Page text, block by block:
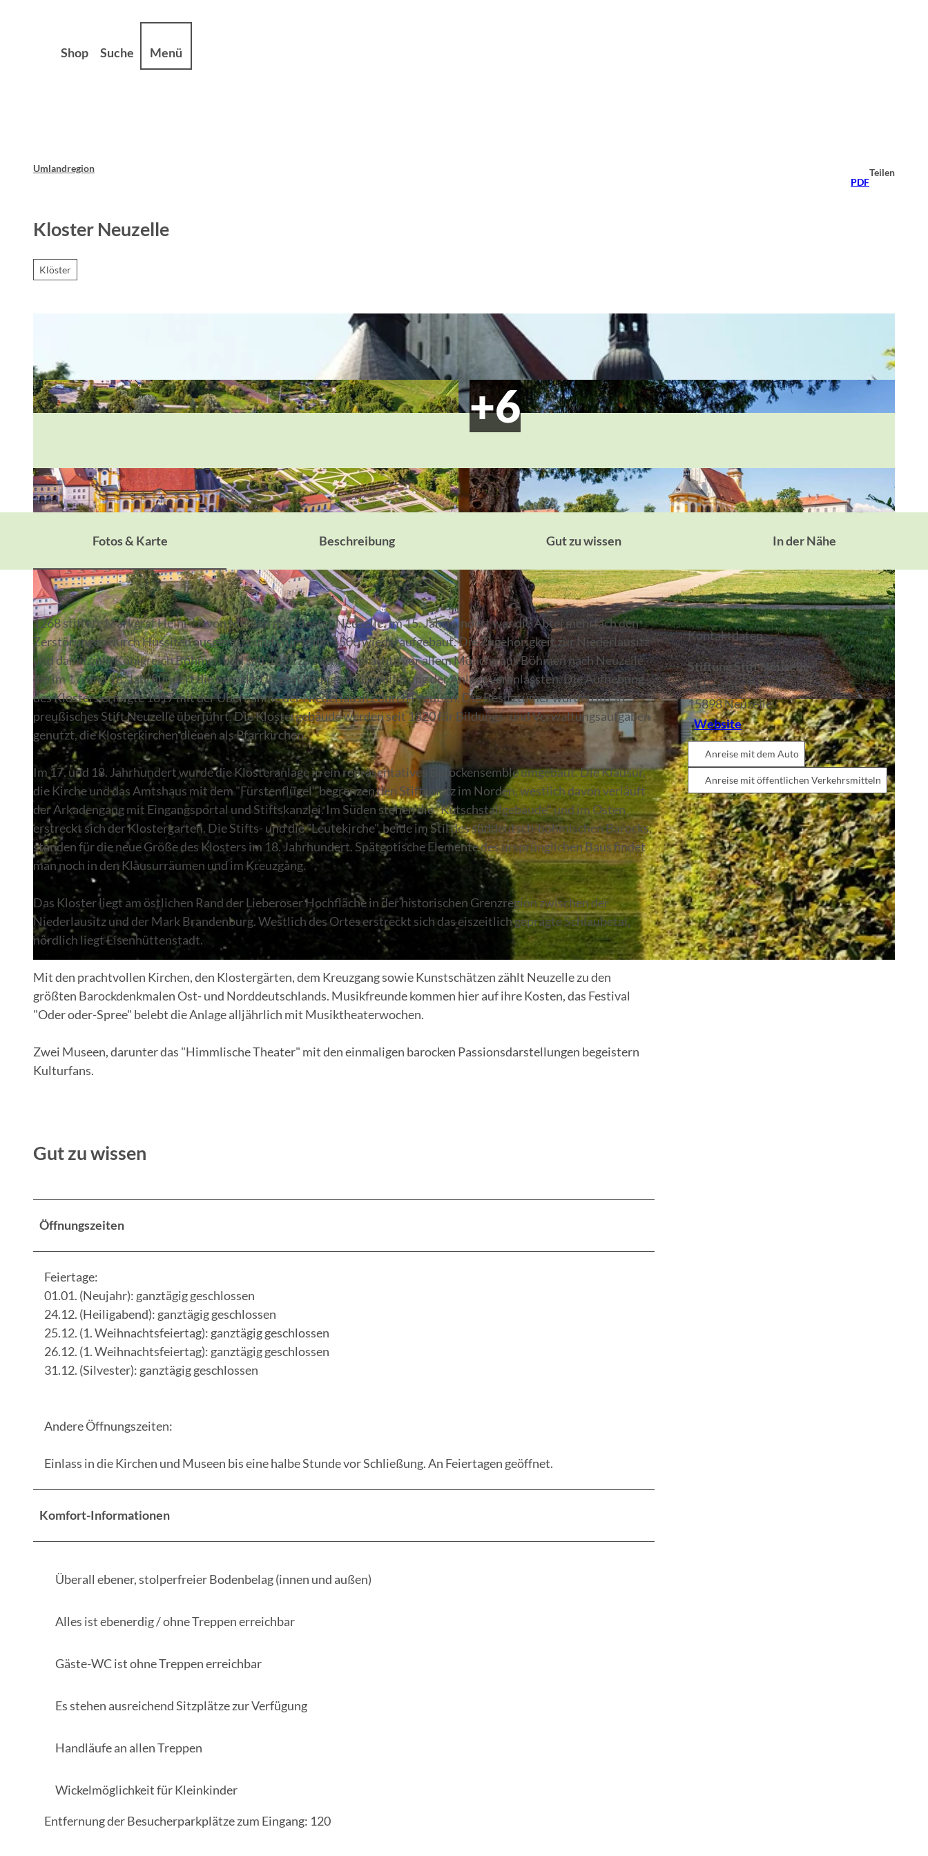
Shop Suche Menü
Umlandregion
PDF
Teilen
Kloster Neuzelle
Klöster
© Bernd Geller © Florian Läufer, Lizenz: Seenland Oder-Spree
Fotos & Karte Beschreibung Gut zu wissen In der Nähe
1268 stiftete Markgraf Heinrich von Meißen das Kloster Neuzelle. Im 15. Jahrhundert war die Abtei mehrfach den
Zerstörungen durch Hussiten ausgesetzt und wurde um 1500 wiederaufgebaut. Die Zugehörigkeit zur Niederlausitz
und damit zum Königreich Böhmen und seit 1635 zu Sachsen brachte vor allem Mönche aus Böhmen nach Neuzelle,
die im 17. und 18. Jahrhundert die barocke Umgestaltung und Erweiterung der Anlage veranlassten. Die Aufhebung
des Klosters erfolgte 1817 mit der Übernahme der Niederlausitz durch Preußen. Die Besitztümer wurden in ein
preußisches Stift Neuzelle überführt. Die Klostergebäude werden seit 1820 für Bildungs- und Verwaltungsaufgaben
genutzt, die Klosterkirchen dienen als Pfarrkirchen.
Im 17. und 18. Jahrhundert wurde die Klosteranlage in ein repräsentatives Barockensemble umgebaut. Die Klausur,
die Kirche und das Amtshaus mit dem "Fürstenflügel" begrenzen den Stiftsplatz im Norden, westlich davon verläuft
der Arkadengang mit Eingangsportal und Stiftskanzlei. Im Süden stehen die "Kutschstallgebäude" und im Osten
erstreckt sich der Klostergarten. Die Stifts- und die "Leutekirche", beide im Stil des süddeutsch-böhmischen Barocks,
standen für die neue Größe des Klosters im 18. Jahrhundert. Spätgotische Elemente des ursprünglichen Baus findet
man noch in den Klausurräumen und im Kreuzgang.
Das Kloster liegt am östlichen Rand der Lieberoser Hochfläche in der historischen Grenzregion zwischen der
Niederlausitz und der Mark Brandenburg. Westlich des Ortes erstreckt sich das eiszeitlich geprägte Schlaubetal,
nördlich liegt Eisenhüttenstadt.
Mit den prachtvollen Kirchen, den Klostergärten, dem Kreuzgang sowie Kunstschätzen zählt Neuzelle zu den
größten Barockdenkmalen Ost- und Norddeutschlands. Musikfreunde kommen hier auf ihre Kosten, das Festival
"Oder oder-Spree" belebt die Anlage alljährlich mit Musiktheaterwochen.
Zwei Museen, darunter das "Himmlische Theater" mit den einmaligen barocken Passionsdarstellungen begeistern
Kulturfans.
Gut zu wissen
Öffnungszeiten
Feiertage:
01.01. (Neujahr): ganztägig geschlossen
24.12. (Heiligabend): ganztägig geschlossen
25.12. (1. Weihnachtsfeiertag): ganztägig geschlossen
26.12. (1. Weihnachtsfeiertag): ganztägig geschlossen
31.12. (Silvester): ganztägig geschlossen
Andere Öffnungszeiten:
Einlass in die Kirchen und Museen bis eine halbe Stunde vor Schließung. An Feiertagen geöffnet.
Komfort-Informationen
Überall ebener, stolperfreier Bodenbelag (innen und außen)
Alles ist ebenerdig / ohne Treppen erreichbar
Gäste-WC ist ohne Treppen erreichbar
Es stehen ausreichend Sitzplätze zur Verfügung
Handläufe an allen Treppen
Wickelmöglichkeit für Kleinkinder
Entfernung der Besucherparkplätze zum Eingang: 120
Kontaktdaten
Stiftung Stift Neuzelle
Stiftsplatz 7
15898Neuzelle
Website
Anreise mit dem Auto
Anreise mit öffentlichen Verkehrsmitteln